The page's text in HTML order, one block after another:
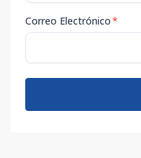
Correo Electrónico*